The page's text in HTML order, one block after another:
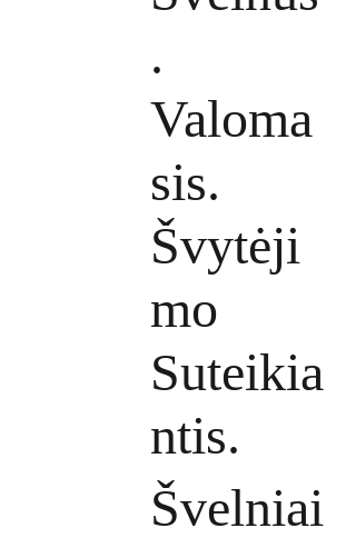
.
Valoma
sis.
Švytėji
mo
Suteikia
ntis.
Švelniai